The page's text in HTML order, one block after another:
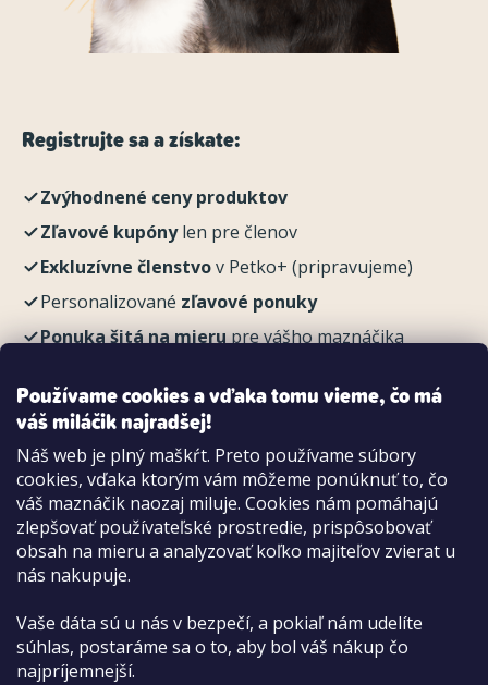
Používame cookies a vďaka tomu vieme, čo má
váš miláčik najradšej!
Náš web je plný maškŕt. Preto používame súbory
cookies, vďaka ktorým vám môžeme ponúknuť to, čo
váš maznáčik naozaj miluje. Cookies nám pomáhajú
zlepšovať používateľské prostredie, prispôsobovať
obsah na mieru a analyzovať koľko majiteľov zvierat u
nás nakupuje.
Vaše dáta sú u nás v bezpečí, a pokiaľ nám udelíte
súhlas, postaráme sa o to, aby bol váš nákup čo
najpríjemnejší.
Registrujte sa a získate:
Zvýhodnené ceny produktov
Zľavové kupónylen pre členov
Exkluzívne členstvov Petko+ (pripravujeme)
Personalizované zľavové ponuky
Ponuka šitá na mierupre vášho maznáčika
Možnosti platby:
Dobierkou
Hotovo aj kartou na pobočke